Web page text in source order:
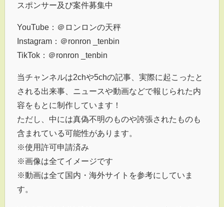
スポンサー及び案件募集中
YouTube：＠ロンロンの天秤
Instagram：＠ronron _tenbin
TikTok：＠ronron _tenbin
当チャンネルは2chや5chの記事、実際に起こったと
される出来事、ニュースや動画などで報じられた内
容をもとに制作しています！
ただし、中には真偽不明のものや誇張されたものも
含まれている可能性があります。
※使用許可申請済み
※画像は全てイメージです
※動画は全て国内・海外サイトを参考にしていま
す。